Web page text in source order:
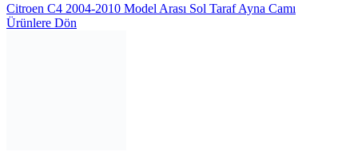
Citroen C4 2004-2010 Model Arası Sol Taraf Ayna Camı
Ürünlere Dön